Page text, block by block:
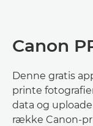
Canon
Denne gratis
printe
data og
række Canon-